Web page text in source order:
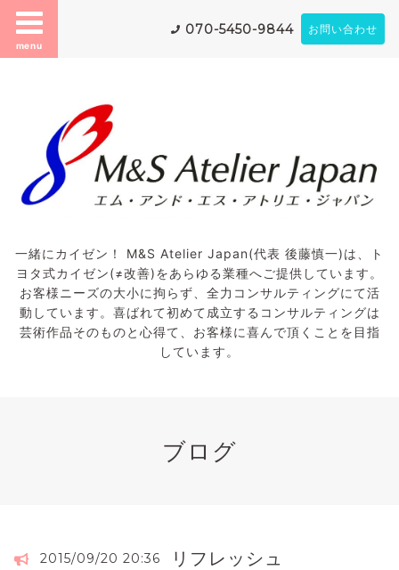
menu
070-5450-9844 お問い合わせ
一緒にカイゼン！ M&S Atelier Japan(代表 後藤慎一)は、ト
ヨタ式カイゼン(≠改善)をあらゆる業種へご提供しています。
お客様ニーズの大小に拘らず、全力コンサルティングにて活
動しています。喜ばれて初めて成立するコンサルティングは
芸術作品そのものと心得て、お客様に喜んで頂くことを目指
しています。
ブログ
2015/09/20 20:36 リフレッシュ